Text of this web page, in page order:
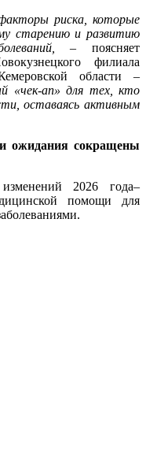
риска, которые
старению и развитию
– поясняет
филиала
области –
«чек-ап» для тех, кто
оставаясь активным
ожидания сокращены
2026 года–
помощи для